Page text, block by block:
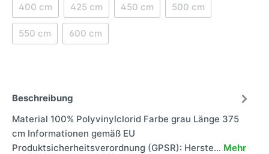
400 cm 425 cm 450 cm 500 cm
550 cm 600 cm
Beschreibung
Material 100% Polyvinylclorid Farbe grau Länge 375
cm Informationen gemäß EU
Produktsicherheitsverordnung (GPSR): Herste… Mehr